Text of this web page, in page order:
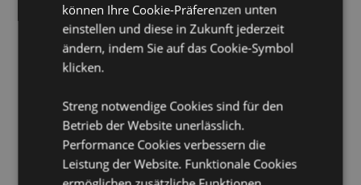
EN71:Ja
Geeignet für Kinder ab 0 Jahren
Produkttressourcen:
Möchten Sie mehr über den Einkauf bei Puckator
erfahren? Dann lesen Sie unseren
Kundeninformationen.
können Ihre Cookie-Präferenzen unten
einstellen und diese in Zukunft jederzeit
ändern, indem Sie auf das Cookie-Symbol
klicken.
Streng notwendige Cookies sind für den
Betrieb der Website unerlässlich.
Performance Cookies verbessern die
Leistung der Website. Funktionale Cookies